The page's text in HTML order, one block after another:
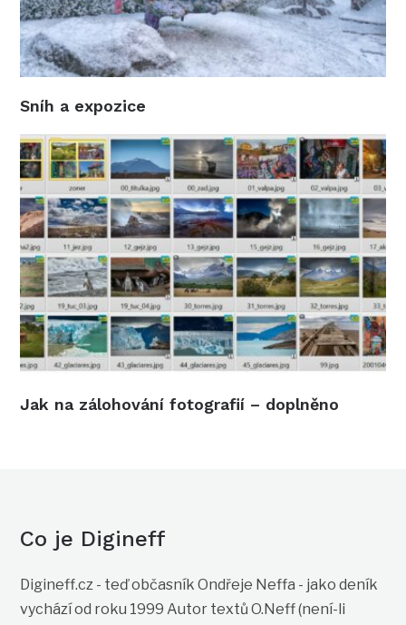
Sníh a expozice
Jak na zálohování fotografií – doplněno
Co je Digineff
Digineff.cz - teď občasník Ondřeje Neffa - jako deník
vychází od roku 1999 Autor textů O.Neff (není-li